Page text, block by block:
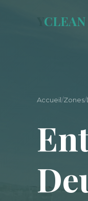
CLEAN
Accueil/Zones/